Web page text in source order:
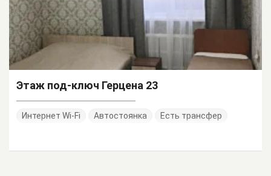
Этаж под-ключ Герцена 23
Интернет Wi-Fi Автостоянка Есть трансфер